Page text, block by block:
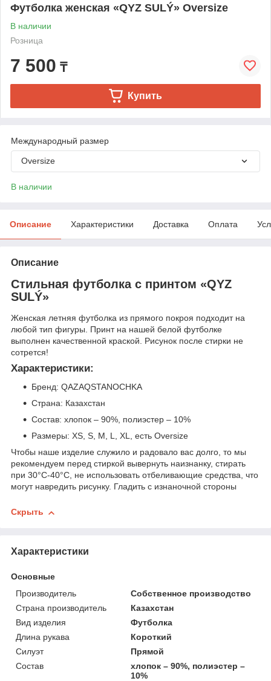
Футболка женская «QYZ SULÝ» Oversize
В наличии
Розница
7 500 ₸
Купить
Международный размер
Oversize
В наличии
Описание Характеристики Доставка Оплата
Описание
Стильная футболка с принтом «QYZ
SULÝ»
Женская летняя футболка из прямого покроя подходит на
любой тип фигуры. Принт на нашей белой футболке
выполнен качественной краской. Рисунок после стирки не
сотрется!
Характеристики:
Бренд: QAZAQSTANOCHKA
Страна: Казахстан
Состав: хлопок – 90%, полиэстер – 10%
Размеры: XS, S, M, L, XL, есть Oversize
Чтобы наше изделие служило и радовало вас долго, то мы
рекомендуем перед стиркой вывернуть наизнанку, стирать
при 30°С-40°С, не использовать отбеливающие средства, что
могут навредить рисунку. Гладить с изнаночной стороны
Скрыть
Характеристики
Основные
Производитель
Собственное производство
Страна производитель
Казахстан
Вид изделия
Футболка
Длина рукава
Короткий
Силуэт
Прямой
Состав
хлопок – 90%, полиэстер –
10%